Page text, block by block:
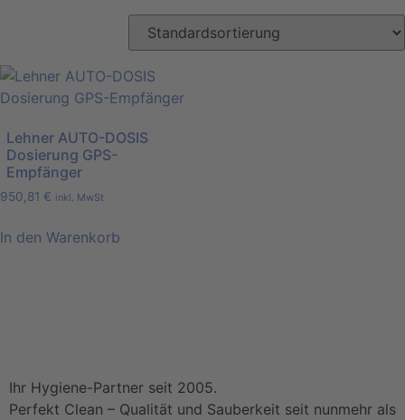
Lehner AUTO-DOSIS
Dosierung GPS-
Empfänger
950,81 € inkl. MwSt
In den Warenkorb
Ihr Hygiene-Partner seit 2005.
Perfekt Clean – Qualität und Sauberkeit seit nunmehr als